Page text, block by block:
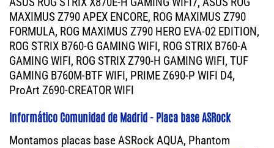
MAXIMUS Z790 APEX ENCORE, ROG MAXIMUS Z790
FORMULA, ROG MAXIMUS Z790 HERO EVA-02 EDITION,
ROG STRIX B760-G GAMING WIFI, ROG STRIX B760-A
GAMING WIFI, ROG STRIX Z790-H GAMING WIFI, TUF
GAMING B760M-BTF WIFI, PRIME Z690-P WIFI D4,
ProArt Z690-CREATOR WIFI
Informático Comunidad de Madrid - Placa base ASRock
Montamos placas base ASRock AQUA, Phantom